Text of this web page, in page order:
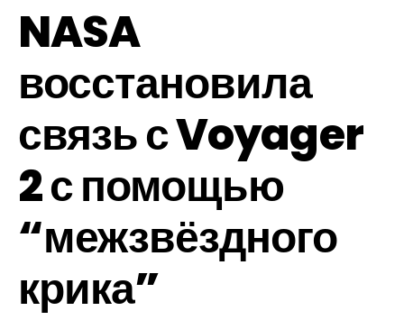
NASA
восстановила
связь с Voyager
2 с помощью
“межзвёздного
крика”